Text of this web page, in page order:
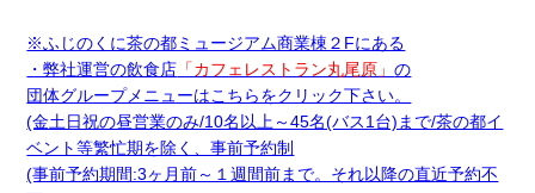
※ふじのくに茶の都ミュージアム商業棟２Fにある
・弊社運営の飲食店 「カフェレストラン丸尾原」の
団体グループメニューはこちらをクリック下さい。
(金土日祝の昼営業のみ/10名以上～45名(バス1台)まで/茶の都イ
ベント等繁忙期を除く、事前予約制
(事前予約期間:3ヶ月前～１週間前まで。それ以降の直近予約不